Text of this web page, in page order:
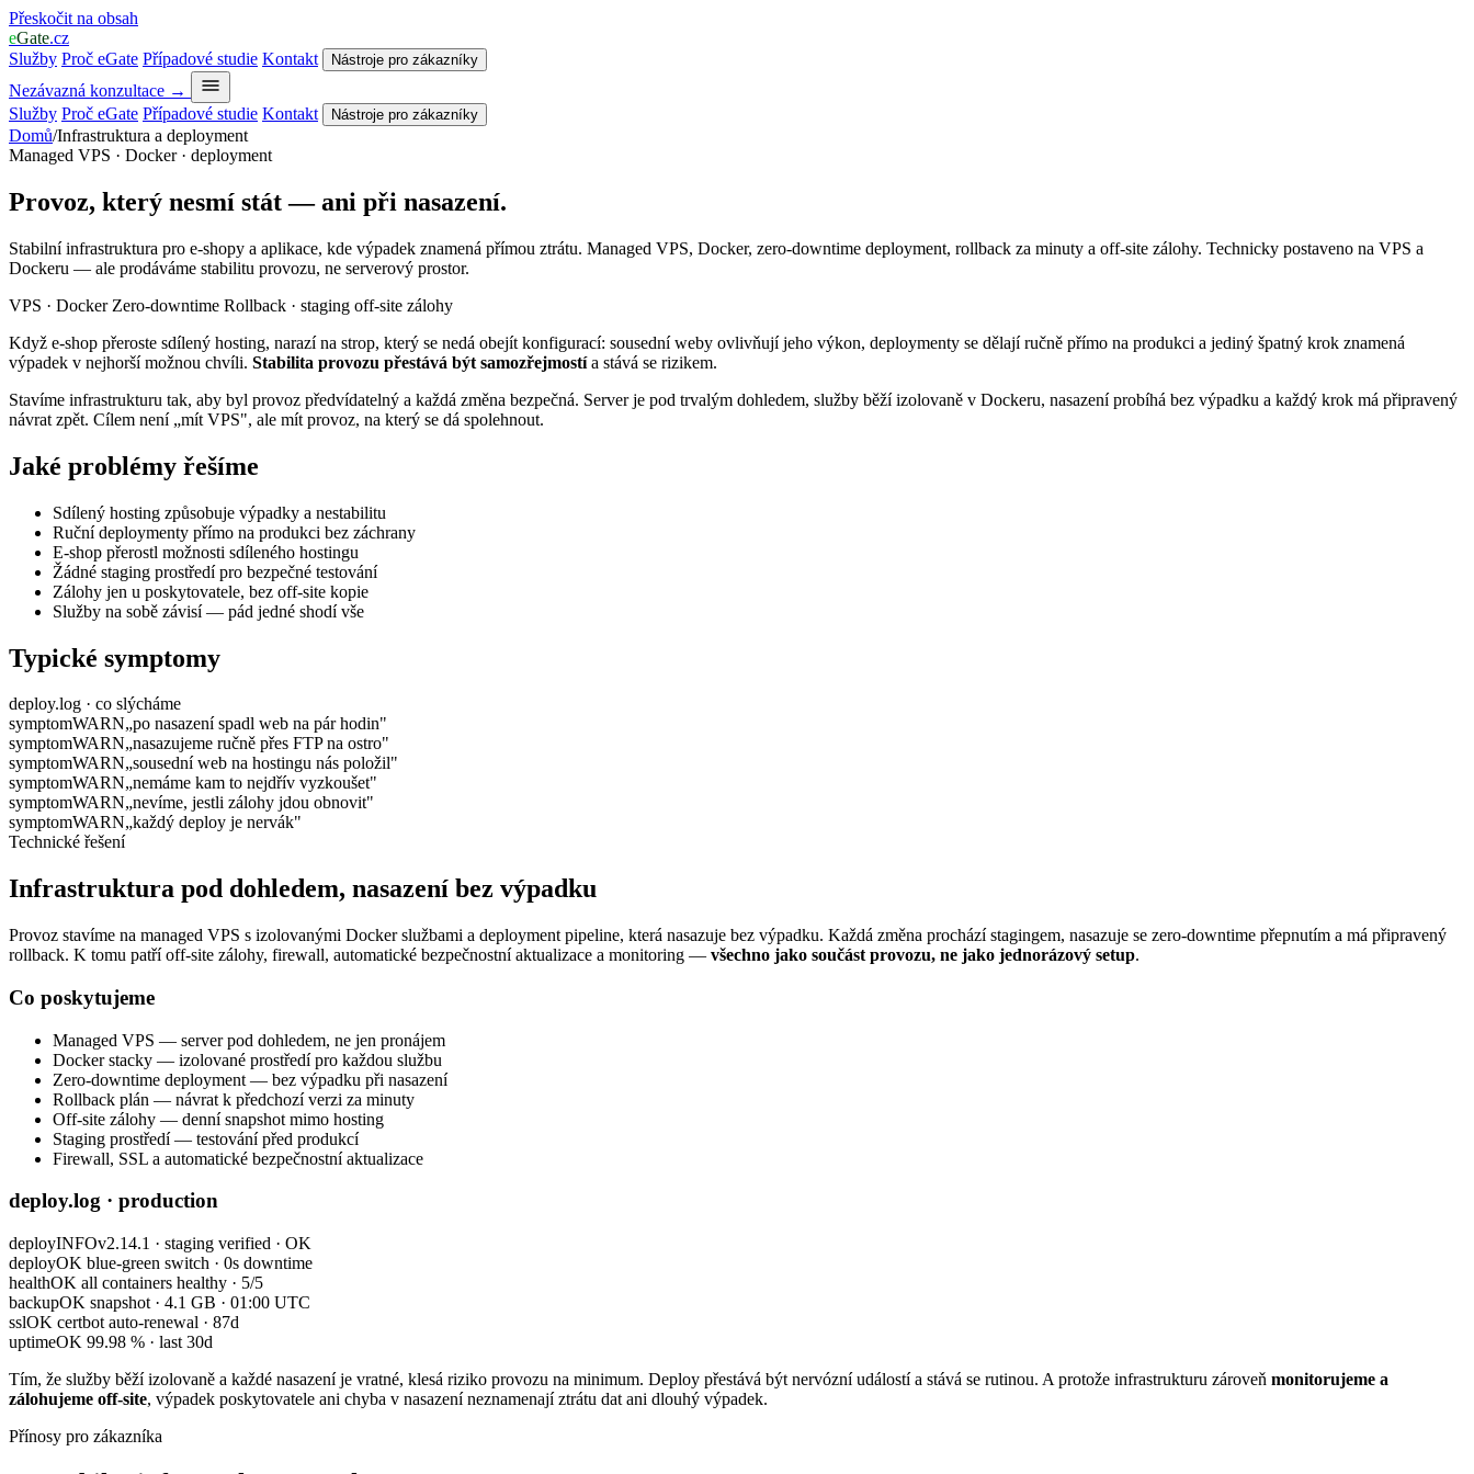
Přeskočit na obsah
eGate.cz
Služby Proč eGate Případové studie Kontakt Nástroje pro zákazníky
Nezávazná konzultace →
Služby Proč eGate Případové studie Kontakt Nástroje pro zákazníky
Domů/Infrastruktura a deployment
Managed VPS · Docker · deployment
Provoz, který nesmí stát— ani při nasazení.
Stabilní infrastruktura pro e-shopy a aplikace, kde výpadek znamená přímou ztrátu. Managed VPS, Docker, zero-downtime deployment, rollback za minuty a off-site zálohy. Technicky postaveno na VPS a
Dockeru — ale prodáváme stabilitu provozu, ne serverový prostor.
VPS · Docker Zero-downtime Rollback · staging off-site zálohy
Když e-shop přeroste sdílený hosting, narazí na strop, který se nedá obejít konfigurací: sousední weby ovlivňují jeho výkon, deploymenty se dělají ručně přímo na produkci a jediný špatný krok znamená
výpadek v nejhorší možnou chvíli. Stabilita provozu přestává být samozřejmostía stává se rizikem.
Stavíme infrastrukturu tak, aby byl provoz předvídatelný a každá změna bezpečná. Server je pod trvalým dohledem, služby běží izolovaně v Dockeru, nasazení probíhá bez výpadku a každý krok má připravený
návrat zpět. Cílem není „mít VPS", ale mít provoz, na který se dá spolehnout.
Jaké problémy řešíme
Sdílený hosting způsobuje výpadky a nestabilitu
Ruční deploymenty přímo na produkci bez záchrany
E-shop přerostl možnosti sdíleného hostingu
Žádné staging prostředí pro bezpečné testování
Zálohy jen u poskytovatele, bez off-site kopie
Služby na sobě závisí — pád jedné shodí vše
Typické symptomy
deploy.log · co slýcháme
symptomWARN„po nasazení spadl web na pár hodin"
symptomWARN„nasazujeme ručně přes FTP na ostro"
symptomWARN„sousední web na hostingu nás položil"
symptomWARN„nemáme kam to nejdřív vyzkoušet"
symptomWARN„nevíme, jestli zálohy jdou obnovit"
symptomWARN„každý deploy je nervák"
Technické řešení
Infrastruktura pod dohledem, nasazení bez výpadku
Provoz stavíme na managed VPS s izolovanými Docker službami a deployment pipeline, která nasazuje bez výpadku. Každá změna prochází stagingem, nasazuje se zero-downtime přepnutím a má připravený
rollback. K tomu patří off-site zálohy, firewall, automatické bezpečnostní aktualizace a monitoring — všechno jako součást provozu, ne jako jednorázový setup.
Co poskytujeme
Managed VPS — server pod dohledem, ne jen pronájem
Docker stacky — izolované prostředí pro každou službu
Zero-downtime deployment — bez výpadku při nasazení
Rollback plán — návrat k předchozí verzi za minuty
Off-site zálohy — denní snapshot mimo hosting
Staging prostředí — testování před produkcí
Firewall, SSL a automatické bezpečnostní aktualizace
deploy.log · production
deployINFOv2.14.1 · staging verified · OK
deployOK blue-green switch · 0s downtime
healthOK all containers healthy · 5/5
backupOK snapshot · 4.1 GB · 01:00 UTC
sslOK certbot auto-renewal · 87d
uptimeOK 99.98 % · last 30d
Tím, že služby běží izolovaně a každé nasazení je vratné, klesá riziko provozu na minimum. Deploy přestává být nervózní událostí a stává se rutinou. A protože infrastrukturu zároveň monitorujeme a
zálohujeme off-site, výpadek poskytovatele ani chyba v nasazení neznamenají ztrátu dat ani dlouhý výpadek.
Přínosy pro zákazníka